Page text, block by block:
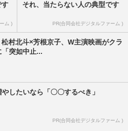
す
ム )
それ、当たらない人の典型です
PR(合同会社デジタルファーム )
松村北斗×芳根京子、W主演映画がクラ
「突如中止...
したいなら「〇〇するべき」
PR(合同会社デジタルファーム )